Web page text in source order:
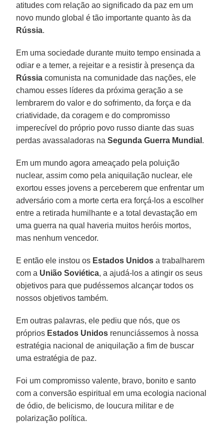
atitudes com relação ao significado da paz em um
novo mundo global é tão importante quanto às da
Rússia.
Em uma sociedade durante muito tempo ensinada a
odiar e a temer, a rejeitar e a resistir à presença da
Rússia comunista na comunidade das nações, ele
chamou esses líderes da próxima geração a se
lembrarem do valor e do sofrimento, da força e da
criatividade, da coragem e do compromisso
imperecível do próprio povo russo diante das suas
perdas avassaladoras naSegunda Guerra Mundial .
Em um mundo agora ameaçado pela poluição
nuclear, assim como pela aniquilação nuclear, ele
exortou esses jovens a perceberem que enfrentar um
adversário com a morte certa era forçá-los a escolher
entre a retirada humilhante e a total devastação em
uma guerra na qual haveria muitos heróis mortos,
mas nenhum vencedor.
E então ele instou os Estados Unidos a trabalharem
com a União Soviética, a ajudá-los a atingir os seus
objetivos para que pudéssemos alcançar todos os
nossos objetivos também.
Em outras palavras, ele pediu que nós, que os
próprios Estados Unidos renunciássemos à nossa
estratégia nacional de aniquilação a fim de buscar
uma estratégia de paz.
Foi um compromisso valente, bravo, bonito e santo
com a conversão espiritual em uma ecologia nacional
de ódio, de belicismo, de loucura militar e de
polarização política.